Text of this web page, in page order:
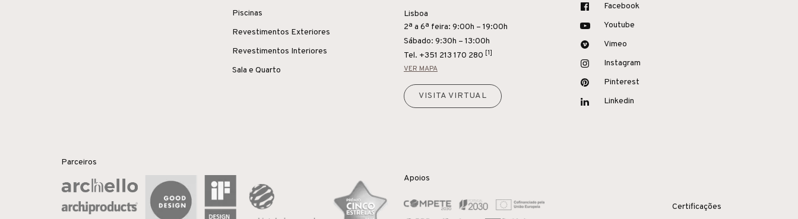
Piscinas
Revestimentos Exteriores
Revestimentos Interiores
Sala e Quarto
Lisboa
2ª a 6ª feira: 9:00h – 19:00h
Sábado: 9:30h – 13:00h
Tel. +351 213 170 280 [1]
VER MAPA
VISITA VIRTUAL
Facebook
Youtube
Vimeo
Instagram
Pinterest
Linkedin
Parceiros
Apoios
Certificações